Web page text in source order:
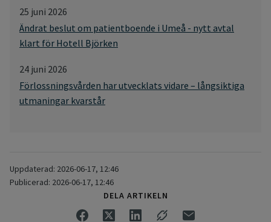
25 juni 2026
Ändrat beslut om patientboende i Umeå - nytt avtal
klart för Hotell Björken
24 juni 2026
Förlossningsvården har utvecklats vidare – långsiktiga
utmaningar kvarstår
Uppdaterad: 2026-06-17, 12:46
Publicerad: 2026-06-17, 12:46
DELA ARTIKELN